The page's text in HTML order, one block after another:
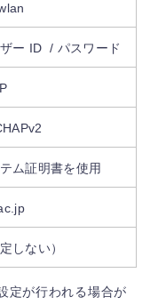
ー ID / パスワード
ム証明書を使用
定しない）
定が行われる場合が